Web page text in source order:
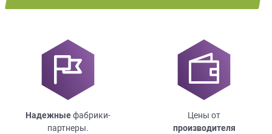
Надежныефабрики-
партнеры.
Цены от
производителя